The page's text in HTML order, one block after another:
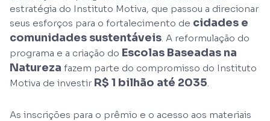
estratégia do Instituto Motiva, que passou a direcionar
seus esforços para o fortalecimento de cidades e
comunidades sustentáveis. A reformulação do
programa e a criação do Escolas Baseadas na
Natureza fazem parte do compromisso do Instituto
Motiva de investir R$ 1 bilhão até 2035.
As inscrições para o prêmio e o acesso aos materiais